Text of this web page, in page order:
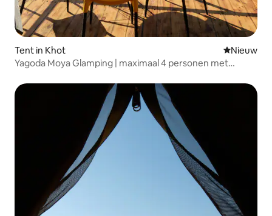
Tent in Khot Nieuwe
Nieuw
Yagoda Moya Glamping | maximaal 4 personen met